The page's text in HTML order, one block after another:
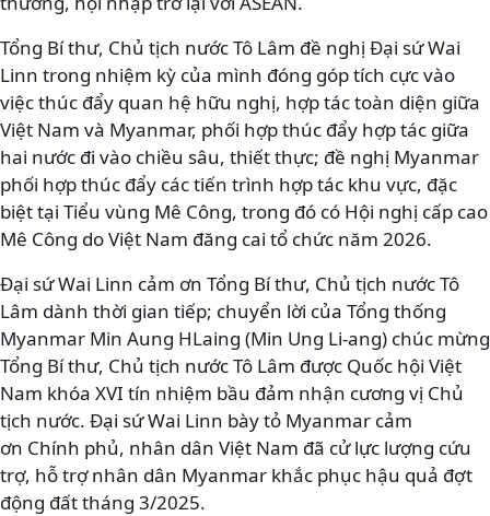
Tổng Bí thư, Chủ tịch nước Tô Lâm đề nghị Đại sứ Wai
Linn trong nhiệm kỳ của mình đóng góp tích cực vào
việc thúc đẩy quan hệ hữu nghị, hợp tác toàn diện giữa
Việt Nam và Myanmar, phối hợp thúc đẩy hợp tác giữa
hai nước đi vào chiều sâu, thiết thực; đề nghị Myanmar
phối hợp thúc đẩy các tiến trình hợp tác khu vực, đặc
biệt tại Tiểu vùng Mê Công, trong đó có Hội nghị cấp cao
Mê Công do Việt Nam đăng cai tổ chức năm 2026.
Đại sứ Wai Linn cảm ơn Tổng Bí thư, Chủ tịch nước Tô
Lâm dành thời gian tiếp; chuyển lời của Tổng thống
Myanmar Min Aung HLaing (Min Ung Li-ang) chúc mừng
Tổng Bí thư, Chủ tịch nước Tô Lâm được Quốc hội Việt
Nam khóa XVI tín nhiệm bầu đảm nhận cương vị Chủ
tịch nước. Đại sứ Wai Linn bày tỏ Myanmar cảm
ơn Chính phủ, nhân dân Việt Nam đã cử lực lượng cứu
trợ, hỗ trợ nhân dân Myanmar khắc phục hậu quả đợt
động đất tháng 3/2025.